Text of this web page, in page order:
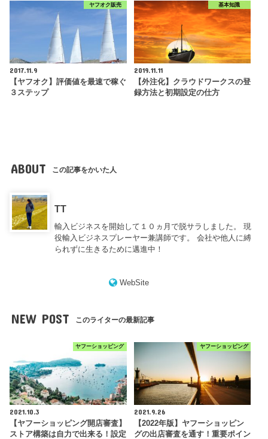
ヤフオク販売
2017.11.9
【ヤフオク】評価値を最速で稼ぐ
３ステップ
基本知識
2019.11.11
【外注化】クラウドワークスの登
録方法と初期設定の仕方
ABOUT この記事をかいた人
TT
輸入ビジネスを開始して１０ヵ月で脱サラしました。 現
役輸入ビジネスプレーヤー兼講師です。 会社や他人に縛
られずに生きるために邁進中！
WebSite
NEW POST このライターの最新記事
ヤフーショッピング
2021.10.3
【ヤフーショッピング開店審査】
ストア構築は自力で出来る！設定
ヤフーショッピング
2021.9.26
【2022年版】ヤフーショッピン
グの出店審査を通す！重要ポイン